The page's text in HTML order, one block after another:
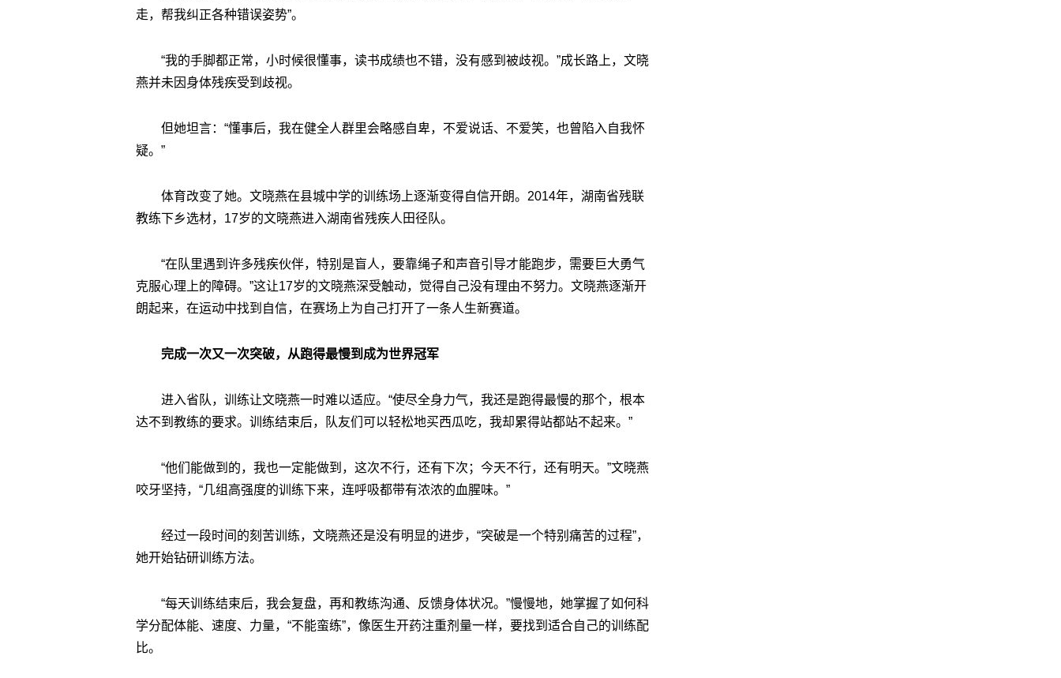
走，帮我纠正各种错误姿势”。
“我的手脚都正常，小时候很懂事，读书成绩也不错，没有感到被歧视。”成长路上，文晓
燕并未因身体残疾受到歧视。
但她坦言：“懂事后，我在健全人群里会略感自卑，不爱说话、不爱笑，也曾陷入自我怀
疑。”
体育改变了她。文晓燕在县城中学的训练场上逐渐变得自信开朗。2014年，湖南省残联
教练下乡选材，17岁的文晓燕进入湖南省残疾人田径队。
“在队里遇到许多残疾伙伴，特别是盲人，要靠绳子和声音引导才能跑步，需要巨大勇气
克服心理上的障碍。”这让17岁的文晓燕深受触动，觉得自己没有理由不努力。文晓燕逐渐开
朗起来，在运动中找到自信，在赛场上为自己打开了一条人生新赛道。
完成一次又一次突破，从跑得最慢到成为世界冠军
进入省队，训练让文晓燕一时难以适应。“使尽全身力气，我还是跑得最慢的那个，根本
达不到教练的要求。训练结束后，队友们可以轻松地买西瓜吃，我却累得站都站不起来。”
“他们能做到的，我也一定能做到，这次不行，还有下次；今天不行，还有明天。”文晓燕
咬牙坚持，“几组高强度的训练下来，连呼吸都带有浓浓的血腥味。”
经过一段时间的刻苦训练，文晓燕还是没有明显的进步，“突破是一个特别痛苦的过程”，
她开始钻研训练方法。
“每天训练结束后，我会复盘，再和教练沟通、反馈身体状况。”慢慢地，她掌握了如何科
学分配体能、速度、力量，“不能蛮练”，像医生开药注重剂量一样，要找到适合自己的训练配
比。